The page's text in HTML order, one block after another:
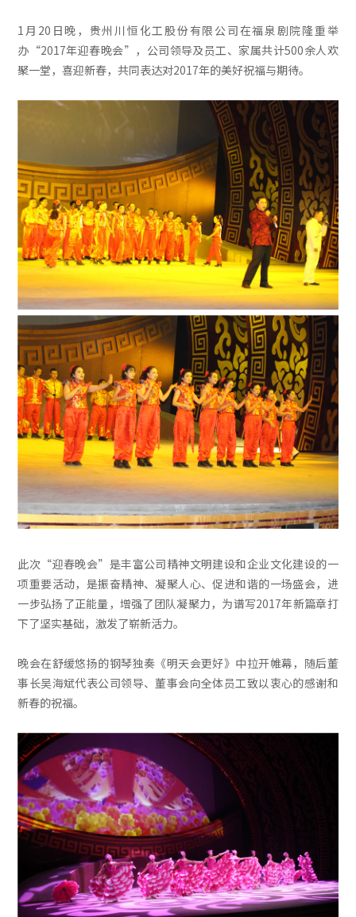
1月20日晚，贵州川恒化工股份有限公司在福泉剧院隆重举
办“2017年迎春晚会”，公司领导及员工、家属共计500余人欢
聚一堂，喜迎新春，共同表达对2017年的美好祝福与期待。
此次“迎春晚会”是丰富公司精神文明建设和企业文化建设的一
项重要活动，是振奋精神、凝聚人心、促进和谐的一场盛会，进
一步弘扬了正能量，增强了团队凝聚力，为谱写2017年新篇章打
下了坚实基础，激发了崭新活力。
晚会在舒缓悠扬的钢琴独奏《明天会更好》中拉开帷幕，随后董
事长吴海斌代表公司领导、董事会向全体员工致以衷心的感谢和
新春的祝福。